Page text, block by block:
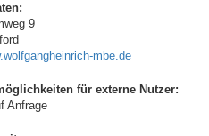
9
mbe.de
für externe Nutzer:
Anfrage